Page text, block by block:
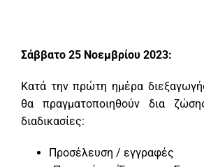
Σάββατο 25 Νοεμβρίου 2023:
Κατά την πρώτη ημέρα
θα πραγματοποιηθούν δια
διαδικασίες:
Προσέλευση / εγγραφές